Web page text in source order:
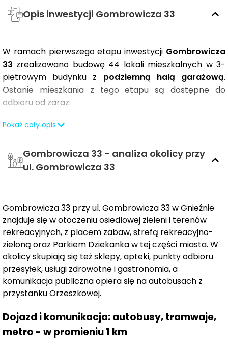
Opis inwestycji Gombrowicza 33
W ramach pierwszego etapu inwestycji Gombrowicza
33 zrealizowano budowę 44 lokali mieszkalnych w 3-
piętrowym budynku z podziemną halą garażową.
Ostanie mieszkania z tego etapu są dostępne do
odbioru od zaraz.
Drugi etap inwestycji obejmuje budowę dwóch,
kameralnych budynków 3- piętrowych i łącznie 68
lokali mieszkalnych.
Mieszkania o powierzchniach
38 do 78 m²,
2- i 3-pokojowe oraz kilka 4-
pokojowych, zaprojektowane funkcjonalnie i z
wyższych piętrach balkon lub taras. Na poziomie (-1)
znajduje się hala garażowa z miejscami postojowymi i
komórkami lokatorskimi. Wszystkie klatki schodowe
wyposażone są w windę i wózkarnię.
Z myślą o ekologii i w nawiązaniu do obecnych trendów
i dynamicznej sytuacji na rynku energii w budynkach
znajduje się pompy ciepła wraz z fotowoltaiką, które
koszty związane z miejskim źródłem ciepła.
Przewidziano możliwość wykorzystania energii
Pokaż cały opis
Gombrowicza 33 - analiza okolicy przy
ul. Gombrowicza 33
Gombrowicza 33 przy ul. Gombrowicza 33 w Gnieźnie
znajduje się w otoczeniu osiedlowej zieleni i terenów
rekreacyjnych, z placem zabaw, strefą rekreacyjno-
zieloną oraz Parkiem Dziekanka w tej części miasta. W
okolicy skupiają się też sklepy, apteki, punkty odbioru
przesyłek, usługi zdrowotne i gastronomia, a
komunikacja publiczna opiera się na autobusach z
przystanku Orzeszkowej.
Dojazd i komunikacja: autobusy, tramwaje,
metro - w promieniu 1 km